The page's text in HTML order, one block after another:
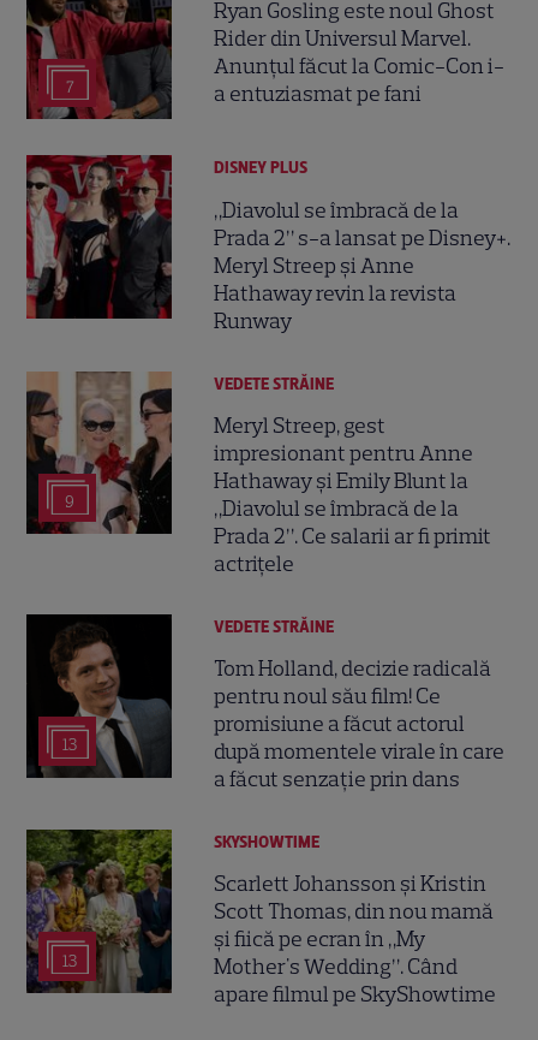
7
Ryan Gosling este noul Ghost
Rider din Universul Marvel.
Anunțul făcut la Comic-Con i-
a entuziasmat pe fani
DISNEY PLUS
„Diavolul se îmbracă de la
Prada 2” s-a lansat pe Disney+.
Meryl Streep și Anne
Hathaway revin la revista
Runway
9
VEDETE STRĂINE
Meryl Streep, gest
impresionant pentru Anne
Hathaway și Emily Blunt la
„Diavolul se îmbracă de la
Prada 2”. Ce salarii ar fi primit
actrițele
13
VEDETE STRĂINE
Tom Holland, decizie radicală
pentru noul său film! Ce
promisiune a făcut actorul
după momentele virale în care
a făcut senzație prin dans
13
SKYSHOWTIME
Scarlett Johansson și Kristin
Scott Thomas, din nou mamă
și fiică pe ecran în „My
Mother's Wedding”. Când
apare filmul pe SkyShowtime